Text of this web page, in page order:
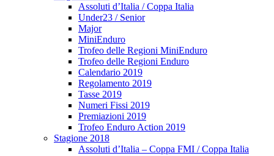
Assoluti d’Italia / Coppa Italia
Under23 / Senior
Major
MiniEnduro
Trofeo delle Regioni MiniEnduro
Trofeo delle Regioni Enduro
Calendario 2019
Regolamento 2019
Tasse 2019
Numeri Fissi 2019
Premiazioni 2019
Trofeo Enduro Action 2019
Stagione 2018
Assoluti d’Italia – Coppa FMI / Coppa Italia